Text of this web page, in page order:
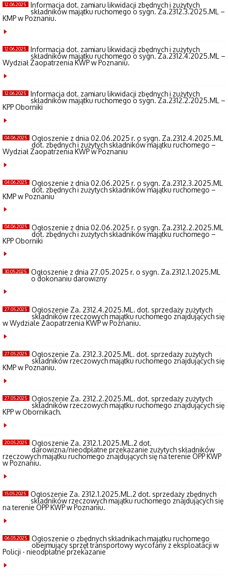
12.06.2025 Informacja dot. zamiaru likwidacji zbędnych i zużytych
składników majątku ruchomego o sygn. Za.2312.3.2025.ML –
KMP w Poznaniu.
12.06.2025 Informacja dot. zamiaru likwidacji zbędnych i zużytych
składników majątku ruchomego o sygn. Za.2312.4.2025.ML –
Wydział Zaopatrzenia KWP w Poznaniu.
12.06.2025 Informacja dot. zamiaru likwidacji zbędnych i zużytych
składników majątku ruchomego o sygn. Za.2312.2.2025.ML –
KPP Oborniki
04.06.2025 Ogłoszenie z dnia 02.06.2025 r. o sygn. Za.2312.4.2025.ML
dot. zbędnych i zużytych składników majątku ruchomego –
Wydział Zaopatrzenia KWP w Poznaniu
04.06.2025 Ogłoszenie z dnia 02.06.2025 r. o sygn. Za.2312.3.2025.ML
dot. zbędnych i zużytych składników majątku ruchomego –
KMP w Poznaniu
04.06.2025 Ogłoszenie z dnia 02.06.2025 r. o sygn. Za.2312.2.2025.ML
dot. zbędnych i zużytych składników majątku ruchomego –
KPP Oborniki
30.05.2025 Ogłoszenie z dnia 27.05.2025 r. o sygn. Za.2312.1.2025.ML
o dokonaniu darowizny
27.05.2025 Ogłoszenie Za. 2312.4.2025.ML. dot. sprzedaży zużytych
składników rzeczowych majątku ruchomego znajdujących się
w Wydziale Zaopatrzenia KWP w Poznaniu.
27.05.2025 Ogłoszenie Za. 2312.3.2025.ML. dot. sprzedaży zużytych
składników rzeczowych majątku ruchomego znajdujących się
KMP w Poznaniu.
27.05.2025 Ogłoszenie Za. 2312.2.2025.ML. dot. sprzedaży zużytych
składników rzeczowych majątku ruchomego znajdujących się
KPP w Obornikach.
20.05.2025 Ogłoszenie Za. 2312.1.2025.ML.2 dot.
darowizna/nieodpłatne przekazanie zużytych składników
rzeczowych majątku ruchomego znajdujących się na terenie OPP KWP
w Poznaniu.
15.05.2025 Ogłoszenie Za. 2312.1.2025.ML.2 dot. sprzedaży zbędnych
składników rzeczowych majątku ruchomego znajdujących się
na terenie OPP KWP w Poznaniu.
06.05.2025 Ogłoszenie o zbędnych składnikach majątku ruchomego
obejmujący sprzęt transportowy wycofany z eksploatacji w
Policji - nieodpłatne przekazanie